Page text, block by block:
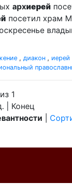
архиерей
посетил храм
, диакон , иерей
1
| Конец